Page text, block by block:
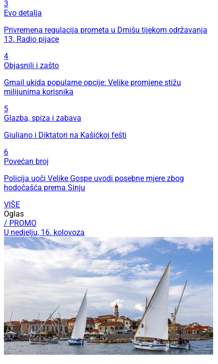
3
Evo detalja
Privremena regulacija prometa u Drnišu tijekom održavanja
13. Radio pijace
4
Objasnili i zašto
Gmail ukida popularne opcije: Velike promjene stižu
milijunima korisnika
5
Glazba, spiza i zabava
Giuliano i Diktatori na Kašićkoj fešti
6
Povećan broj
Policija uoči Velike Gospe uvodi posebne mjere zbog
hodočašća prema Sinju
VIŠE
Oglas
/ PROMO
U nedjelju, 16. kolovoza